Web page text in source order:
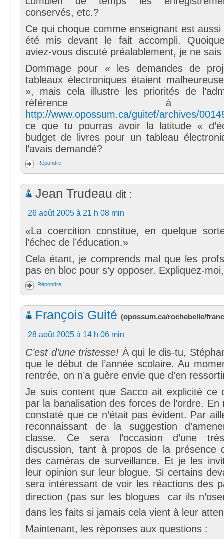
conservés, etc.?
Ce qui choque comme enseignant est
été mis devant le fait accompli.
aviez-vous discuté préalablement, je ne
Dommage pour « les demandes de
tableaux électroniques étaient
», mais cela illustre les priorités de
référence à
http://www.opossum.ca/guitef/archives/
ce que tu pourras avoir la latitude «
budget de livres pour un tableau
l’avais demandé?
Répondre
Jean Trudeau dit :
26 août 2005 à 21 h 08 min
«La coercition constitue, en quelque
l’échec de l’éducation.»
Cela étant, je comprends mal que les
pas en bloc pour s’y opposer. Expliquez-
Répondre
François Guité (opossum.ca/rochebelle/
28 août 2005 à 14 h 06 min
C’est d’une tristesse! À qui le dis-tu,
que le début de l’année scolaire. Au
rentrée, on n’a guère envie que d’en
Je suis content que Sacco ait explicité ce
par la banalisation des forces de l’ordre. En
constaté que ce n’était pas évident. Par
reconnaissant de la suggestion
classe. Ce sera l’occasion d’une
discussion, tant à propos de la présence
des caméras de surveillance. Et je les
leur opinion sur leur blogue. Si certains
sera intéressant de voir les réactions des
direction (pas sur les blogues  car ils
dans les faits si jamais cela vient à leur
Maintenant, les réponses aux questions :